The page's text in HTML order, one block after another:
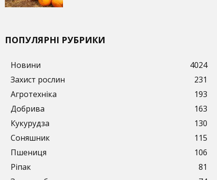
ПОПУЛЯРНІ РУБРИКИ
Новини
4024
Захист рослин
231
Агротехніка
193
Добрива
163
Кукурудза
130
Соняшник
115
Пшениця
106
Ріпак
81